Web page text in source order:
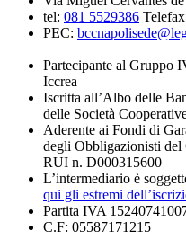
tel: 081 5529386
PEC:
Partecipante al Gruppo
Iccrea
Iscritta all’Albo delle
delle Società
Aderente ai Fondi di
degli Obbligazionisti del
RUI n. D000315600
L’intermediario è
qui gli estremi
Partita IVA
C.F: 05587171215